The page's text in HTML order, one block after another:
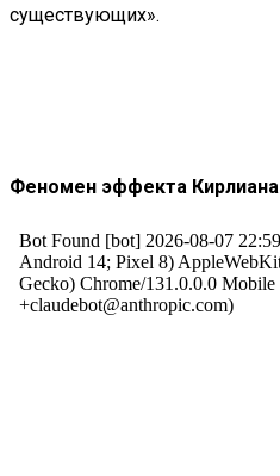
существующих».
Феномен эффекта Кирлиана